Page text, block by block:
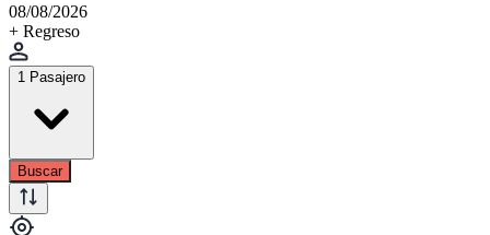
08/08/2026
+ Regreso
1 Pasajero
Buscar